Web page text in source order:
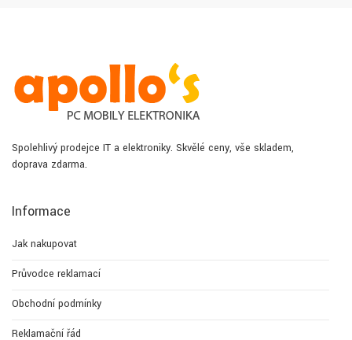
Spolehlivý prodejce IT a elektroniky. Skvělé ceny, vše skladem,
doprava zdarma.
Informace
Jak nakupovat
Průvodce reklamací
Obchodní podmínky
Reklamační řád